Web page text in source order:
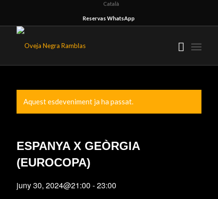
Català
Reservas WhatsApp
Aquest esdeveniment ja ha passat.
ESPANYA X GEÒRGIA
(EUROCOPA)
juny 30, 2024@21:00 -23:00